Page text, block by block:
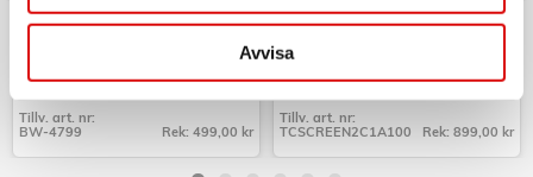
Avvisa
TRISTAR
Värmekudde uppladdningsbar
Art nr:
BW-4799
Tillv. art. nr:
BW-4799
Rek: 499,00 kr
CELLY
Laddare 100W PD/QC med
display
Art nr:
TCSCREEN2C1A100
Tillv. art. nr:
TCSCREEN2C1A100
Rek: 899,00 kr